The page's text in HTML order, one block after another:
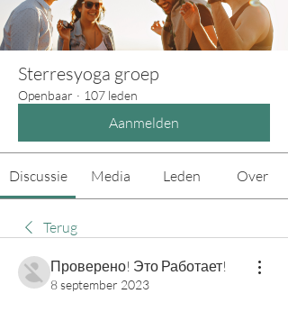
Sterresyoga groep
Openbaar · 107 leden
Aanmelden
Discussie Media Leden Over
Terug
Проверено! Это Работает!
8 september 2023